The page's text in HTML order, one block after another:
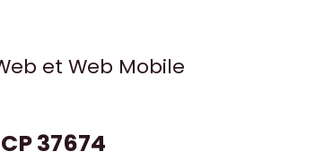
et Web Mobile
37674